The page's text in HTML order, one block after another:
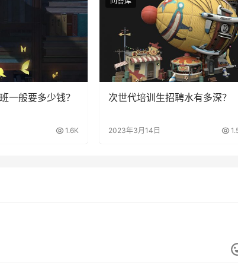
一般要多少钱？
1.6K
次世代培训生招聘水有多深？
2023年3月14日